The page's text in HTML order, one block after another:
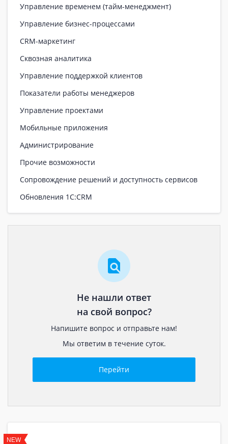
NEW
Управление временем (тайм-менеджмент)
Управление бизнес-процессами
CRM-маркетинг
Сквозная аналитика
Управление поддержкой клиентов
Показатели работы менеджеров
Управление проектами
Мобильные приложения
Администрирование
Прочие возможности
Сопровождение решений и доступность сервисов
Обновления 1С:CRM
Не нашли ответ
на свой вопрос?
Напишите вопрос и отправьте нам!
Мы ответим в течение суток.
Перейти